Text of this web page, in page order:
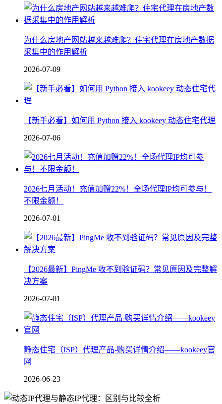
为什么房地产网站越来越难爬？住宅代理在房地产数据
采集中的作用解析
2026-07-09
【新手必看】如何用 Python 接入 kookeey 动态住宅代理
2026-07-06
2026七月活动！充值加赠22%！全场代理IP均可参与！
不限金额！
2026-07-01
【2026最新】PingMe 收不到验证码？常见原因及完整解
决方案
2026-07-01
静态住宅（ISP）代理产品-购买详情介绍——kookeey官
网
2026-06-23